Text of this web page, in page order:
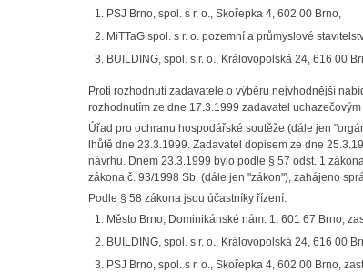
PSJ Brno, spol. s r. o., Skořepka 4, 602 00 Brno,
MiTTaG spol. s r. o. pozemní a průmyslové
BUILDING, spol. s r. o., Královopolská 24, 616 00
Proti rozhodnutí zadavatele o výběru nejvhodnější
rozhodnutím ze dne 17.3.1999 zadavatel
Úřad pro ochranu hospodářské soutěže (dále jen
lhůtě dne 23.3.1999. Zadavatel dopisem ze dne
návrhu. Dnem 23.3.1999 bylo podle § 57 odst. 1
zákona č. 93/1998 Sb. (dále jen "zákon"), zahájeno
Podle § 58 zákona jsou účastníky řízení:
Město Brno, Dominikánské nám. 1, 601 67 Brno,
BUILDING, spol. s r. o., Královopolská 24, 616 00
PSJ Brno, spol. s r. o., Skořepka 4, 602 00 Brno,